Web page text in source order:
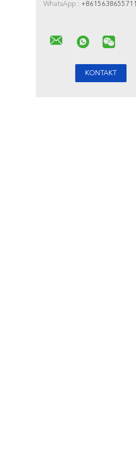
WhatsApp : +8615638655711